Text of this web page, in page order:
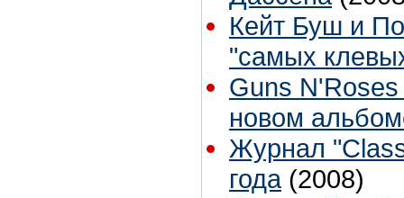
Кейт Буш и
"самых
Guns N'Roses
новом
Журнал
года (2008)